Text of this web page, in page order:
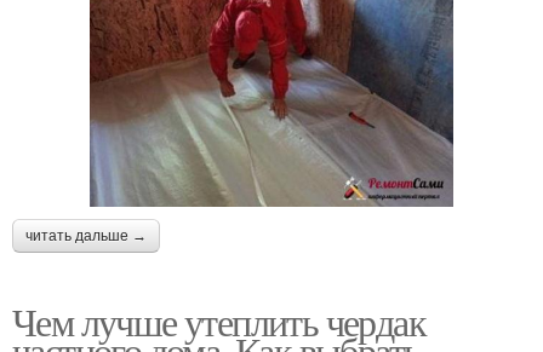
читать дальше →
Чем лучше утеплить чердак